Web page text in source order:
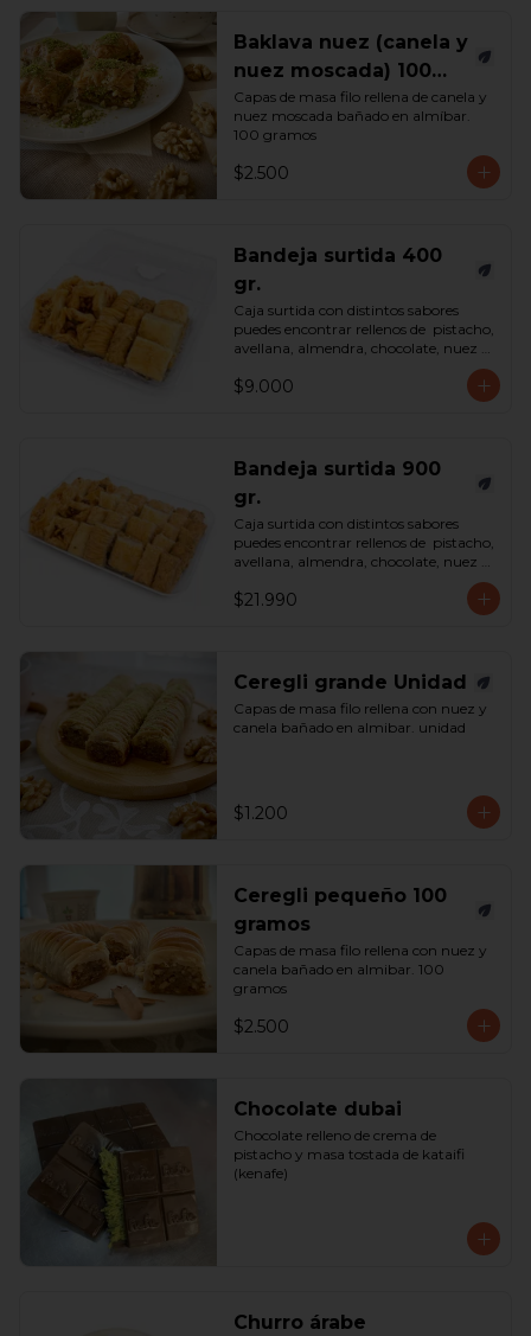
Baklava nuez (canela y
nuez moscada) 100
gramos
Capas de masa filo rellena de canela y
nuez moscada bañado en almíbar.
100 gramos
$2.500
Bandeja surtida 400
gr.
Caja surtida con distintos sabores
puedes encontrar rellenos de  pistacho,
avellana, almendra, chocolate, nuez y
*Surtido enviado sujeto a
$9.000
Bandeja surtida 900
gr.
Caja surtida con distintos sabores
puedes encontrar rellenos de  pistacho,
avellana, almendra, chocolate, nuez y
*Surtido enviado sujeto a
$21.990
Ceregli grande Unidad
Capas de masa filo rellena con nuez y
canela bañado en almibar. unidad
$1.200
Ceregli pequeño 100
gramos
Capas de masa filo rellena con nuez y
canela bañado en almibar. 100
gramos
$2.500
Chocolate dubai
Chocolate relleno de crema de
pistacho y masa tostada de kataifi
(kenafe)
Churro árabe